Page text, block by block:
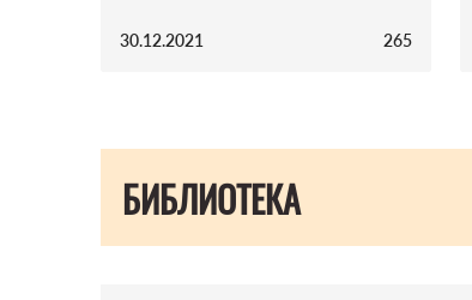
30.12.2021 265
БИБЛИОТЕКА